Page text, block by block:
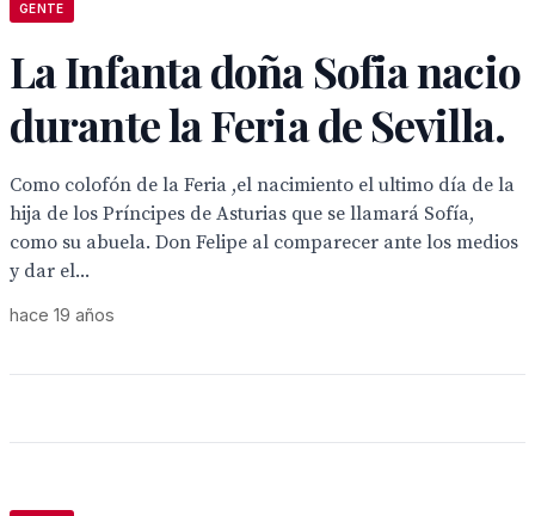
GENTE
La Infanta doña Sofia nacio
durante la Feria de Sevilla.
Como colofón de la Feria ,el nacimiento el ultimo día de la
hija de los Príncipes de Asturias que se llamará Sofía,
como su abuela. Don Felipe al comparecer ante los medios
y dar el...
hace 19 años